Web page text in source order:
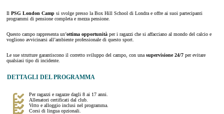
Il PSG London Camp si svolge presso la Box Hill School di Londra e offre ai suoi partecipanti
programmi di pensione completa e mezza pensione.
Questo campo rappresenta un’ottima opportunità per i ragazzi che si affacciano al mondo del calcio e
vogliono avvicinarsi all’ambiente professionale di questo sport.
Le sue strutture garantiscono il corretto sviluppo del campo, con unasupervisione 24/7 per evitare
qualsiasi tipo di incidente.
DETTAGLI DEL PROGRAMMA
Per ragazzi e ragazze dagli 8 ai 17 anni.
Allenatori certificati dal club.
Vitto e alloggio inclusi nel programma.
Corsi di lingua opzionali.